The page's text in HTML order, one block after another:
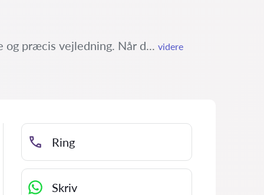
og præcis vejledning. Når d... videre
Ring
Skriv